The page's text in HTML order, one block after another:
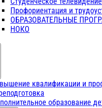
Профориентация и
ОБРАЗОВАТЕЛЬНЫЕ
НОКО
квалификации и
образование